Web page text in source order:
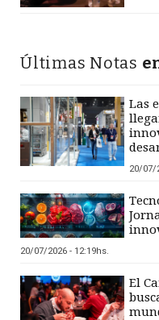
Últimas Notas
Las
20/07/
20/07/2026 - 12:19hs.
El